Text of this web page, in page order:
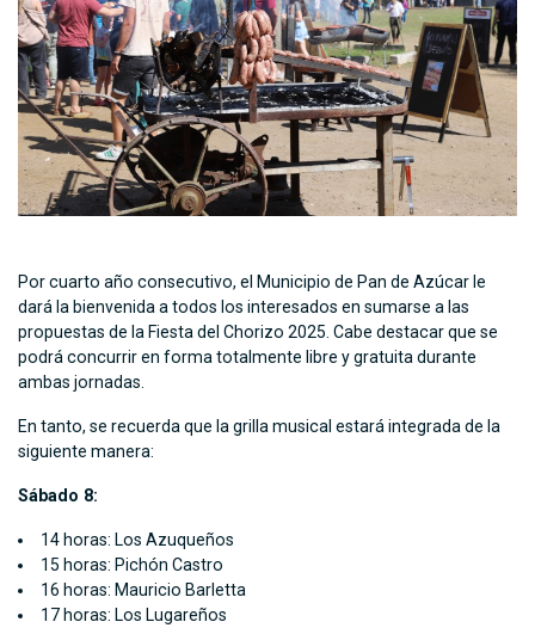
Por cuarto año consecutivo, el Municipio de Pan de Azúcar le
dará la bienvenida a todos los interesados en sumarse a las
propuestas de la Fiesta del Chorizo 2025. Cabe destacar que se
podrá concurrir en forma totalmente libre y gratuita durante
ambas jornadas.
En tanto, se recuerda que la grilla musical estará integrada de la
siguiente manera:
Sábado 8:
14 horas: Los Azuqueños
15 horas: Pichón Castro
16 horas: Mauricio Barletta
17 horas: Los Lugareños